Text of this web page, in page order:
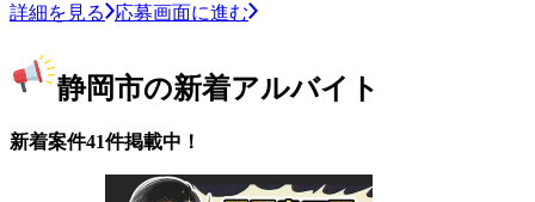
詳細を見る 応募画面に進む
静岡市の新着アルバイト
新着案件41件掲載中！